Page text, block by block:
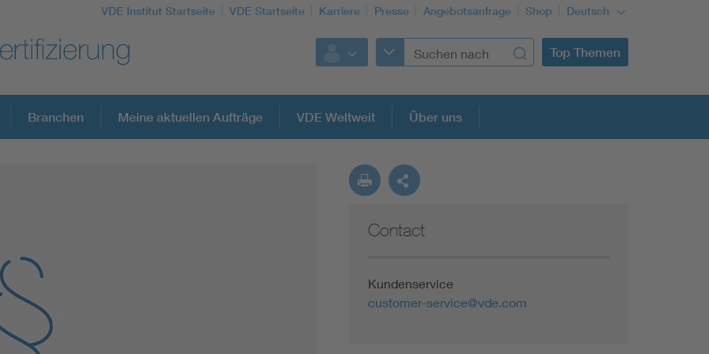
VDE Institut Startseite VDE Startseite Karriere Presse Angebotsanfrage Shop Deutsch
Top Themen
Energy efficiency
Building Services Engineering
Information and communications technology ICT
Branchen Meine aktuellen Aufträge VDE Weltweit Über uns
Contact
Kundenservice
customer-service@vde.com